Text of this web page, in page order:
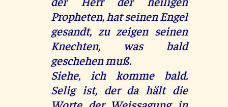
Propheten, hat seinen Engel
gesandt, zu zeigen seinen
Knechten, was bald
geschehen muß.
Siehe, ich komme bald.
Selig ist, der da hält die
Worte der Weissagung in